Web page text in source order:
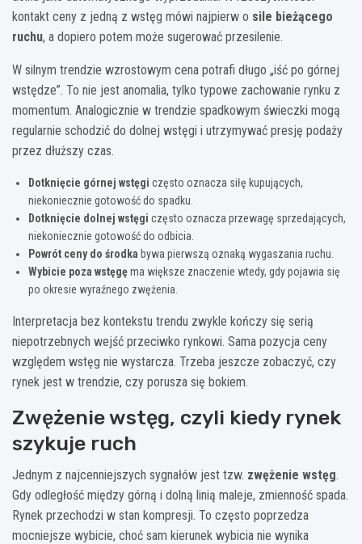
kontakt ceny z jedną z wstęg mówi najpierw o sile bieżącego
ruchu, a dopiero potem może sugerować przesilenie.
W silnym trendzie wzrostowym cena potrafi długo „iść po górnej
wstędze”. To nie jest anomalia, tylko typowe zachowanie rynku z
momentum. Analogicznie w trendzie spadkowym świeczki mogą
regularnie schodzić do dolnej wstęgi i utrzymywać presję podaży
przez dłuższy czas.
Dotknięcie górnej wstęgi często oznacza siłę kupujących,
niekoniecznie gotowość do spadku.
Dotknięcie dolnej wstęgi często oznacza przewagę sprzedających,
niekoniecznie gotowość do odbicia.
Powrót ceny do środka bywa pierwszą oznaką wygaszania ruchu.
Wybicie poza wstęgęma większe znaczenie wtedy, gdy pojawia się
po okresie wyraźnego zwężenia.
Interpretacja bez kontekstu trendu zwykle kończy się serią
niepotrzebnych wejść przeciwko rynkowi. Sama pozycja ceny
względem wstęg nie wystarcza. Trzeba jeszcze zobaczyć, czy
rynek jest w trendzie, czy porusza się bokiem.
Zwężenie wstęg, czyli kiedy rynek
szykuje ruch
Jednym z najcenniejszych sygnałów jest tzw. zwężenie wstęg.
Gdy odległość między górną i dolną linią maleje, zmienność spada.
Rynek przechodzi w stan kompresji. To często poprzedza
mocniejsze wybicie, choć sam kierunek wybicia nie wynika